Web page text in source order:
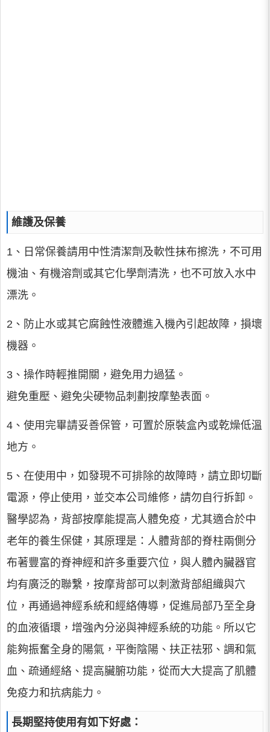
維護及保養
1、日常保養請用中性清潔劑及軟性抹布擦洗，不可用
機油、有機溶劑或其它化學劑清洗，也不可放入水中
漂洗。
2、防止水或其它腐蝕性液體進入機內引起故障，損壞
機器。
3、操作時輕推開關，避免用力過猛。
避免重壓、避免尖硬物品刺劃按摩墊表面。
4、使用完畢請妥善保管，可置於原裝盒內或乾燥低溫
地方。
5、在使用中，如發現不可排除的故障時，請立即切斷
電源，停止使用，並交本公司維修，請勿自行拆卸。
醫學認為，背部按摩能提高人體免疫，尤其適合於中
老年的養生保健，其原理是：人體背部的脊柱兩側分
布著豐富的脊神經和許多重要穴位，與人體內臟器官
均有廣泛的聯繫，按摩背部可以刺激背部組織與穴
位，再通過神經系統和經絡傳導，促進局部乃至全身
的血液循環，增強內分泌與神經系統的功能。所以它
能夠振奮全身的陽氣，平衡陰陽、扶正祛邪、調和氣
血、疏通經絡、提高臟腑功能，從而大大提高了肌體
免疫力和抗病能力。
長期堅持使用有如下好處：